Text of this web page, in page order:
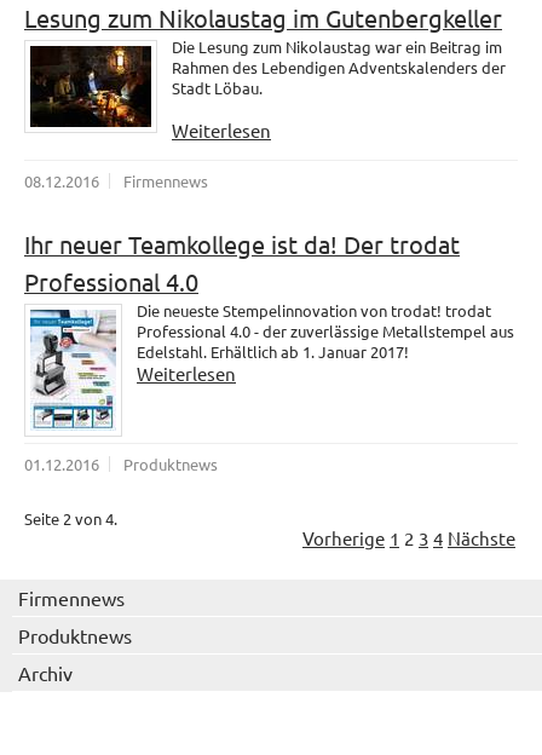
Lesung zum Nikolaustag im Gutenbergkeller
Die Lesung zum Nikolaustag war ein Beitrag im
Rahmen des Lebendigen Adventskalenders der
Stadt Löbau.
Weiterlesen
08.12.2016 Firmennews
Ihr neuer Teamkollege ist da! Der trodat
Professional 4.0
Die neueste Stempelinnovation von trodat! trodat
Professional 4.0 - der zuverlässige Metallstempel aus
Edelstahl. Erhältlich ab 1. Januar 2017!
Weiterlesen
01.12.2016 Produktnews
Seite 2 von 4.
Vorherige 1 2 3 4 Nächste
Firmennews
Produktnews
Archiv